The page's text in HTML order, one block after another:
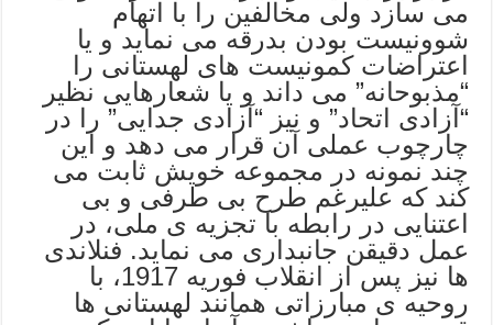
می سازد ولی مخالفین را با اتهام
شوونیست بودن بدرقه می نماید و یا
اعتراضات کمونیست های لهستانی را
“مذبوحانه” می داند و یا شعارهایی نظیر
“آزادی اتحاد” و نیز “آزادی جدایی” را در
چارچوب عملی آن قرار می دهد و این
چند نمونه در مجموعه خویش ثابت می
کند که علیرغم طرح بی طرفی و بی
اعتنایی در رابطه با تجزیه ی ملی، در
عمل دقیقن جانبداری می نماید. فنلاندی
ها نیز پس از انقلاب فوریه 1917، با
روحیه ی مبارزاتی همانند لهستانی ها